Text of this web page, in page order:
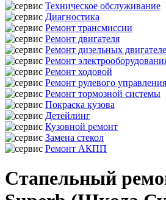
Техническое обслуживание
Диагностика
Ремонт трансмиссии
Ремонт двигателя
Ремонт дизельных
Ремонт
Ремонт ходовой
Ремонт рулевого управления
Ремонт тормозной системы
Покраска кузова
Детейлинг
Кузовной ремонт
Замена стекол
Ремонт АКПП
Стапельный